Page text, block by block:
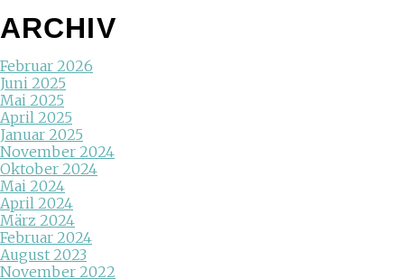
ARCHIV
Februar 2026
Juni 2025
Mai 2025
April 2025
Januar 2025
November 2024
Oktober 2024
Mai 2024
April 2024
März 2024
Februar 2024
August 2023
November 2022